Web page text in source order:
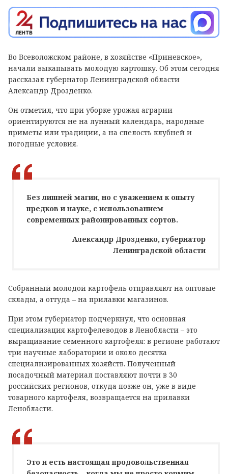
Во Всеволожском районе, в хозяйстве «Приневское»,
начали выкапывать молодую картошку. Об этом сегодня
рассказал губернатор Ленинградской области
Александр Дрозденко.
Он отметил, что при уборке урожая аграрии
ориентируются не на лунный календарь, народные
приметы или традиции, а на спелость клубней и
погодные условия.
Без лишней магии, но с уважением к опыту
предков и науке, с использованием
современных районированных сортов.
Александр Дрозденко, губернатор
Ленинградской области
Собранный молодой картофель отправляют на оптовые
склады, а оттуда – на прилавки магазинов.
При этом губернатор подчеркнул, что основная
специализация картофелеводов в Ленобласти – это
выращивание семенного картофеля: в регионе работают
три научные лаборатории и около десятка
специализированных хозяйств. Полученный
посадочный материал поставляют почти в 30
российских регионов, откуда позже он, уже в виде
товарного картофеля, возвращается на прилавки
Ленобласти.
Это и есть настоящая продовольственная